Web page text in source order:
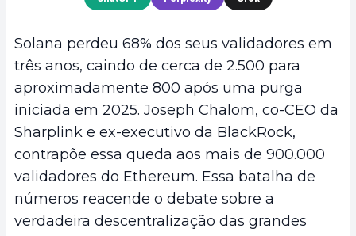
Solana perdeu 68% dos seus validadores em
três anos, caindo de cerca de 2.500 para
aproximadamente 800 após uma purga
iniciada em 2025. Joseph Chalom, co-CEO da
Sharplink e ex-executivo da BlackRock,
contrapõe essa queda aos mais de 900.000
validadores do Ethereum. Essa batalha de
números reacende o debate sobre a
verdadeira descentralização das grandes